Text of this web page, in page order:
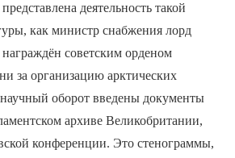
деятельность такой
как министр снабжения лорд
советским орденом
за организацию арктических
оборот введены документы
архиве Великобритании,
конференции. Это стенограммы,